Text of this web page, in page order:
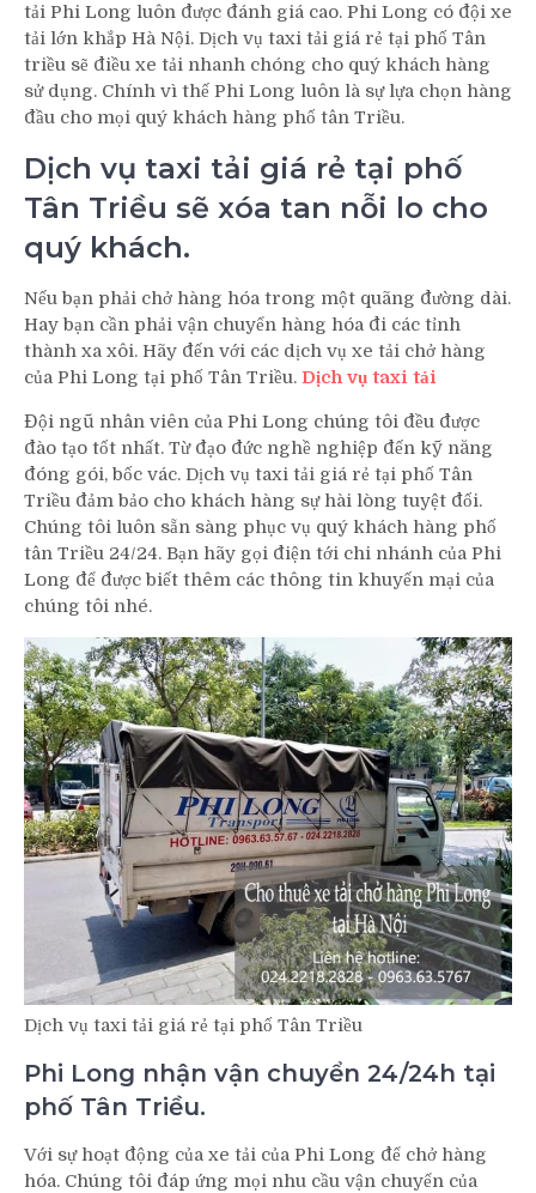
tải Phi Long luôn được đánh giá cao. Phi Long có đội xe
tải lớn khắp Hà Nội. Dịch vụ taxi tải giá rẻ tại phố Tân
triều sẽ điều xe tải nhanh chóng cho quý khách hàng
sử dụng. Chính vì thế Phi Long luôn là sự lựa chọn hàng
đầu cho mọi quý khách hàng phố tân Triều.
Dịch vụ taxi tải giá rẻ tại phố
Tân Triều sẽ xóa tan nỗi lo cho
quý khách.
Nếu bạn phải chở hàng hóa trong một quãng đường dài.
Hay bạn cần phải vận chuyển hàng hóa đi các tỉnh
thành xa xôi. Hãy đến với các dịch vụ xe tải chở hàng
của Phi Long tại phố Tân Triều. Dịch vụ taxi tải
Đội ngũ nhân viên của Phi Long chúng tôi đều được
đào tạo tốt nhất. Từ đạo đức nghề nghiệp đến kỹ năng
đóng gói, bốc vác. Dịch vụ taxi tải giá rẻ tại phố Tân
Triều đảm bảo cho khách hàng sự hài lòng tuyệt đối.
Chúng tôi luôn sẵn sàng phục vụ quý khách hàng phố
tân Triều 24/24. Bạn hãy gọi điện tới chi nhánh của Phi
Long để được biết thêm các thông tin khuyến mại của
chúng tôi nhé.
Dịch vụ taxi tải giá rẻ tại phố Tân Triều
Phi Long nhận vận chuyển 24/24h tại
phố Tân Triều.
Với sự hoạt động của xe tải của Phi Long để chở hàng
hóa. Chúng tôi đáp ứng mọi nhu cầu vận chuyển của